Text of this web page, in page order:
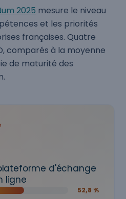
2025 mesure le niveau
et les priorités
françaises. Quatre
comparés à la moyenne
de maturité des
d'échange
ligne
52,8 %